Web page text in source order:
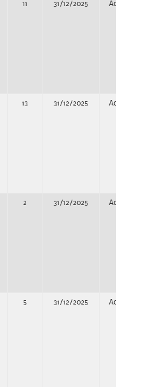
11 31/12/2025 Adjudicación
13 31/12/2025 Adjudicación
2 31/12/2025 Adjudicación
5 31/12/2025 Adjudicación